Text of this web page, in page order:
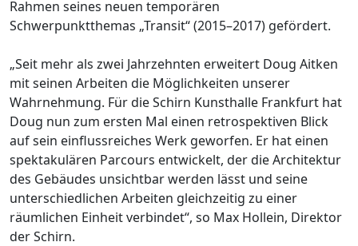
Rahmen seines neuen temporären
Schwerpunktthemas „Transit“ (2015–2017) gefördert.
„Seit mehr als zwei Jahrzehnten erweitert Doug Aitken
mit seinen Arbeiten die Möglichkeiten unserer
Wahrnehmung. Für die Schirn Kunsthalle Frankfurt hat
Doug nun zum ersten Mal einen retrospektiven Blick
auf sein einflussreiches Werk geworfen. Er hat einen
spektakulären Parcours entwickelt, der die Architektur
des Gebäudes unsichtbar werden lässt und seine
unterschiedlichen Arbeiten gleichzeitig zu einer
räumlichen Einheit verbindet“, so Max Hollein, Direktor
der Schirn.